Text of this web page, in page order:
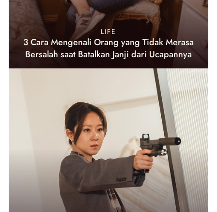
LIFE
3 Cara Mengenali Orang yang Tidak Merasa
Bersalah saat Batalkan Janji dari Ucapannya